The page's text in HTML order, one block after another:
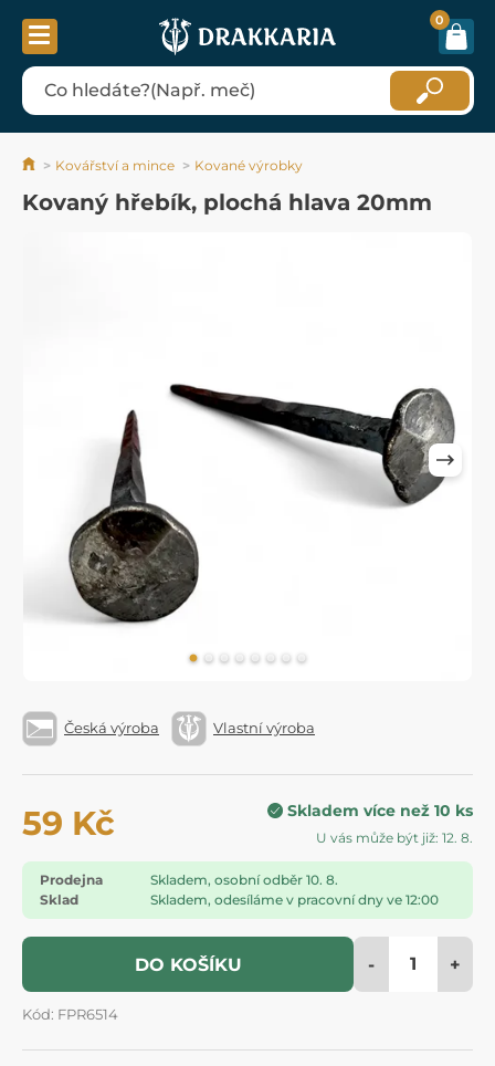
0
Kovářství a mince Kované výrobky
Kovaný hřebík, plochá hlava 20mm
Česká výroba Vlastní výroba
59 Kč Skladem více než 10 ks
U vás může být již: 12. 8.
Prodejna
Skladem, osobní odběr 10. 8.
Sklad
Skladem, odesíláme v pracovní dny ve 12:00
DO KOŠÍKU - +
Kód: FPR6514